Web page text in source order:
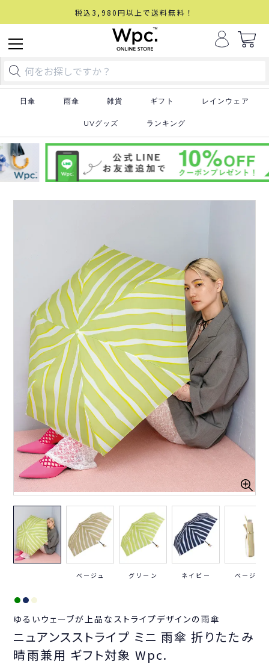
税込3,980円以上で送料無料！
日傘 雨傘 雑貨 ギフト レインウェア
UVグッズ ランキング
ベージュ グリーン ネイビー ベージュ
ゆるいウェーブが上品なストライプデザインの雨傘
ニュアンスストライプ ミニ 雨傘 折りたたみ
晴雨兼用 ギフト対象 Wpc.